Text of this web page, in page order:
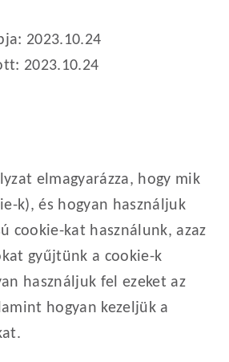
2023.10.24
2023.10.24
elmagyarázza, hogy mik
k), és hogyan használjuk
cookie-kat használunk, azaz
gyűjtünk a cookie-k
használjuk fel ezeket az
hogyan kezeljük a